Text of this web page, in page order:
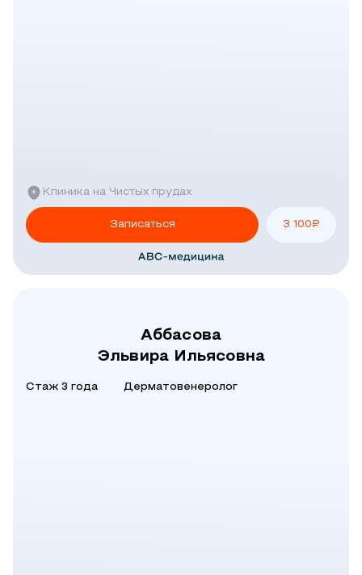
Клиника на Чистых прудах
Записаться 3 100₽
Аббасова
Эльвира Ильясовна
Стаж 3 года Дерматовенеролог